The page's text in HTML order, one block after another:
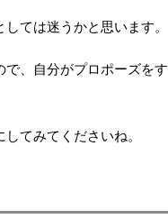
ては迷うかと思います。
、自分がプロポーズをす
てみてくださいね。